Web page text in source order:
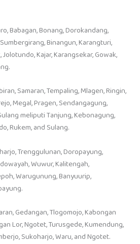
Babagan, Bonang, Dorokandang,
Binangun, Karangturi,
Kajar, Karangsekar, Gowak,
Samaran, Tempaling, Mlagen, Ringin,
Megal, Pragen, Sendangagung,
meliputi Tanjung, Kebonagung,
Rukem, and Sulang.
Trenggulunan, Doropayung,
Wuwur, Kalitengah,
Warugunung, Banyuurip,
Gedangan, Tlogomojo, Kabongan
Lor, Ngotet, Turusgede, Kumendung,
Sukoharjo, Waru, and Ngotet.